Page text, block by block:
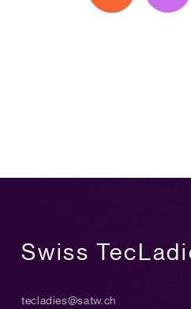
Swiss
tecladies@satw.ch